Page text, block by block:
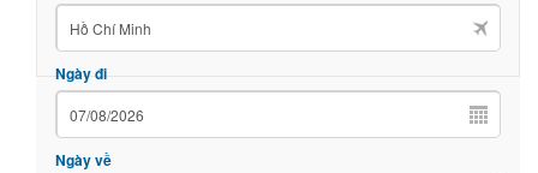
Ngày đi
Ngày về